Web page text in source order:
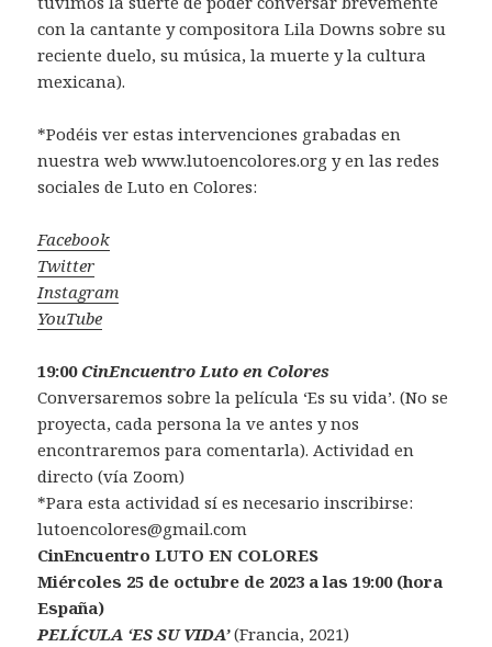
con la cantante y compositora Lila Downs sobre su
reciente duelo, su música, la muerte y la cultura
mexicana).
*Podéis ver estas intervenciones grabadas en
nuestra web www.lutoencolores.org y en las redes
sociales de Luto en Colores:
Facebook
Twitter
Instagram
YouTube
19:00 CinEncuentro Luto en Colores
Conversaremos sobre la película ‘Es su vida’. (No se
proyecta, cada persona la ve antes y nos
encontraremos para comentarla). Actividad en
directo (vía Zoom)
*Para esta actividad sí es necesario inscribirse:
lutoencolores@gmail.com
CinEncuentro LUTO EN COLORES
Miércoles 25 de octubre de 2023 a las 19:00 (hora
España)
PELÍCULA ‘ES SU VIDA’(Francia, 2021)